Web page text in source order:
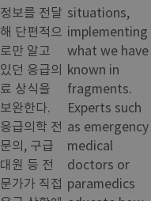
정보를 전달
해 단편적으
로만 알고
있던 응급의
료 상식을
보완한다.
응급의학 전
문의, 구급
대원 등 전
문가가 직접
situations,
implementing
what we have
known in
fragments.
Experts such
as emergency
medical
doctors or
paramedics